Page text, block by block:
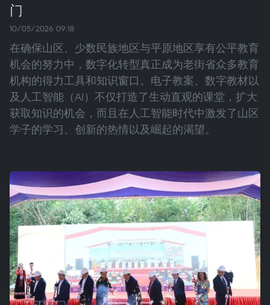
门
10/05/2026 09:18
在确保山区、少数民族地区与平原地区享有公平教育
机会的努力中，数字化转型真正成为老街省众多教育
机构的得力工具和知识窗口。电子教案、数字教材以
及人工智能（AI）不仅打造了生动直观的课堂，扩大
获取知识的机会，而且在人工智能时代中激发了山区
学子的学习、创新的热情以及崛起的渴望。